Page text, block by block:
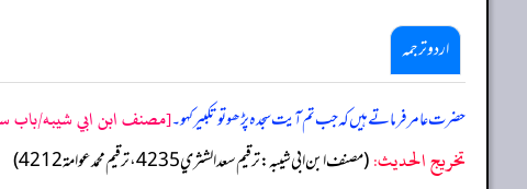
اردو ترجمہ
حضرت عامر فرماتے ہیں کہ جب تم آیت سجدہ پڑھو تو تکبیر کہو۔[مصنف ابن ابي شيبه/باب
تخریج الحدیث:(مصنف ابن ابي شيبه: ترقيم سعد الشثري 4235، ترقيم محمد عوامة 4212)